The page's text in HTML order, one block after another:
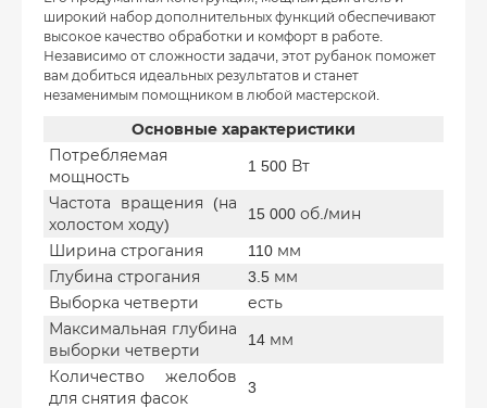
широкий набор дополнительных функций обеспечивают
высокое качество обработки и комфорт в работе.
Независимо от сложности задачи, этот рубанок поможет
вам добиться идеальных результатов и станет
незаменимым помощником в любой мастерской.
Основные характеристики
Потребляемая
мощность
1 500 Вт
Частота вращения (на
холостом ходу)
15 000 об./мин
Ширина строгания
110 мм
Глубина строгания
3.5 мм
Выборка четверти
есть
Максимальная глубина
выборки четверти
14 мм
Количество желобов
для снятия фасок
3